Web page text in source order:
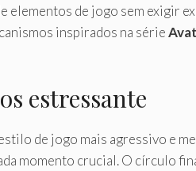
elementos de jogo sem exigir
inspirados na série
estressante
de jogo mais agressivo e
momento crucial. O círculo